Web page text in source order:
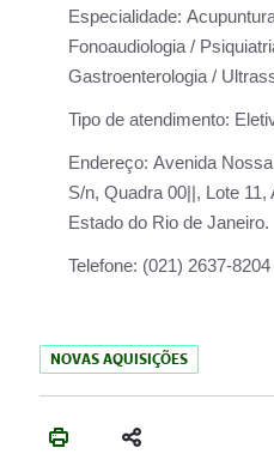
Especialidade:
Fonoaudiologia /
Gastroenterologia /
Tipo de atendimento:
Endereço: Avenida
S/n, Quadra 00||, Lote 11,
Estado do Rio de Janeiro.
Telefone: (021) 2637-8204
NOVAS AQUISIÇÕES